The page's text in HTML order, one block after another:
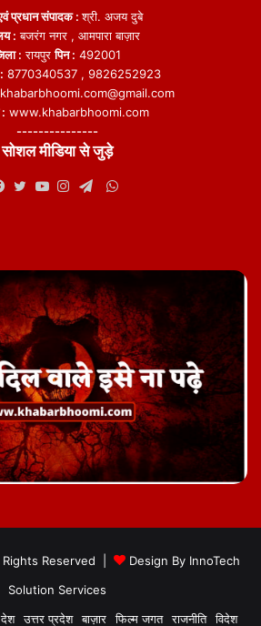
एवं प्रधान संपादक :श्री. अजय दुबे
: बजरंग नगर , आमपारा बाज़ार
: रायपुरपिन : 492001
8770340537 , 9826252923
khabarbhoomi.com@gmail.com
www.khabarbhoomi.com
---------------
सोशल मीडिया से जुड़े
WhatsApp
Reserved | Design By InnoTech
Solution Services
देश उत्तर प्रदेश बाज़ार फिल्म जगत राजनीति विदेश